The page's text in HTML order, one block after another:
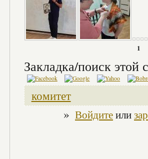
1
Закладка/поиск этой
комитет
» Войдитеили